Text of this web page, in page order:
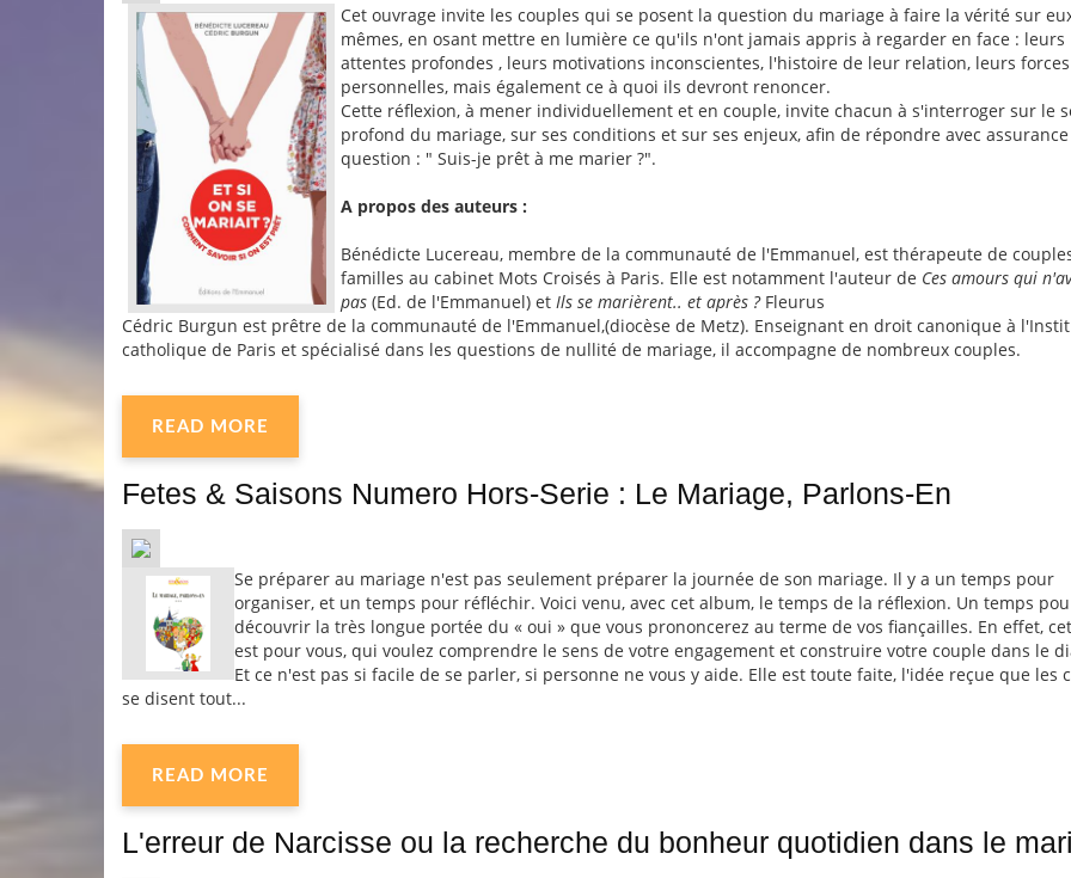
Cet ouvrage invite les couples qui se posent la question du mariage à faire la vérité sur
mêmes, en osant mettre en lumière ce qu'ils n'ont jamais appris à regarder en face : leurs
attentes profondes , leurs motivations inconscientes, l'histoire de leur relation, leurs forces
personnelles, mais également ce à quoi ils devront renoncer.
Cette réflexion, à mener individuellement et en couple, invite chacun à s'interroger sur le
profond du mariage, sur ses conditions et sur ses enjeux, afin de répondre avec
question : " Suis-je prêt à me marier ?".
A propos des auteurs :
Bénédicte Lucereau, membre de la communauté de l'Emmanuel, est thérapeute de
familles au cabinet Mots Croisés à Paris. Elle est notamment l'auteur de Ces amours qui
pas (Ed. de l'Emmanuel) et Ils se marièrent.. et après ?Fleurus
Cédric Burgun est prêtre de la communauté de l'Emmanuel,(diocèse de Metz). Enseignant en droit canonique à
catholique de Paris et spécialisé dans les questions de nullité de mariage, il accompagne de nombreux couples.
READ MORE
Fetes & Saisons Numero Hors-Serie : Le Mariage, Parlons-En
Se préparer au mariage n'est pas seulement préparer la journée de son mariage. Il y a un temps pour
organiser, et un temps pour réfléchir. Voici venu, avec cet album, le temps de la réflexion. Un temps
découvrir la très longue portée du « oui » que vous prononcerez au terme de vos fiançailles. En effet,
est pour vous, qui voulez comprendre le sens de votre engagement et construire votre couple dans le
Et ce n'est pas si facile de se parler, si personne ne vous y aide. Elle est toute faite, l'idée reçue que les
se disent tout...
READ MORE
L'erreur de Narcisse ou la recherche du bonheur quotidien dans le